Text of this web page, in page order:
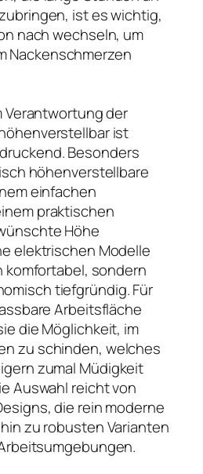
ist es wichtig,
nach wechseln, um
Nackenschmerzen
Verantwortung der
ist
Besonders
höhenverstellbare
einfachen
praktischen
Höhe
elektrischen Modelle
komfortabel, sondern
tiefgründig. Für
Arbeitsfläche
die Möglichkeit, im
zu schinden, welches
zumal Müdigkeit
Auswahl reicht von
die rein moderne
zu robusten Varianten